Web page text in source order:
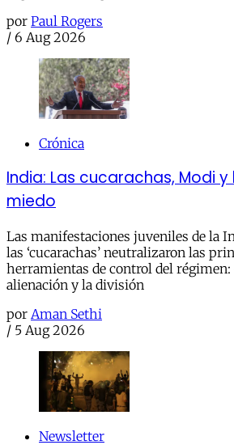
por Paul Rogers
/ 6 Aug 2026
Crónica
India: Las cucarachas, Modi
miedo
Las manifestaciones juveniles de la
las ‘cucarachas’ neutralizaron las
herramientas de control del régimen:
alienación y la división
por Aman Sethi
/ 5 Aug 2026
Newsletter